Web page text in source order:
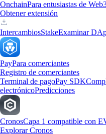
OnchainPara entusiastas de
Obtener extensión
IntercambiosStakeExaminar
PayPara comerciantes
Registro de comerciantes
Terminal de pagoPay SDK
electrónicoPredicciones
CronosCapa 1 compatible con
Explorar Cronos